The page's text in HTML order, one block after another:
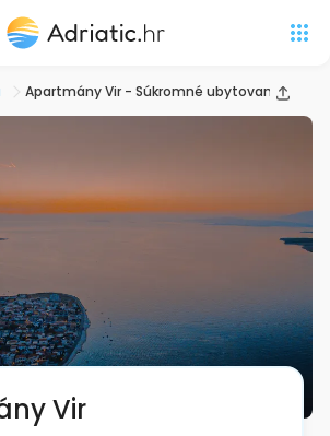
Apartmány Vir - Súkromné ubytovanie
Vir